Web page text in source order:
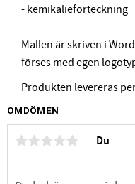
- kemikalieförteckning
Mallen är skriven i
förses med egen
Produkten levereras
OMDÖMEN
Du